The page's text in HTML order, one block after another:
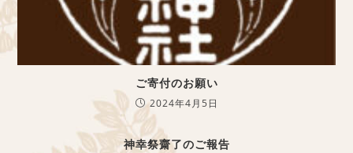
ご寄付のお願い
2024年4月5日
神幸祭齋了のご報告